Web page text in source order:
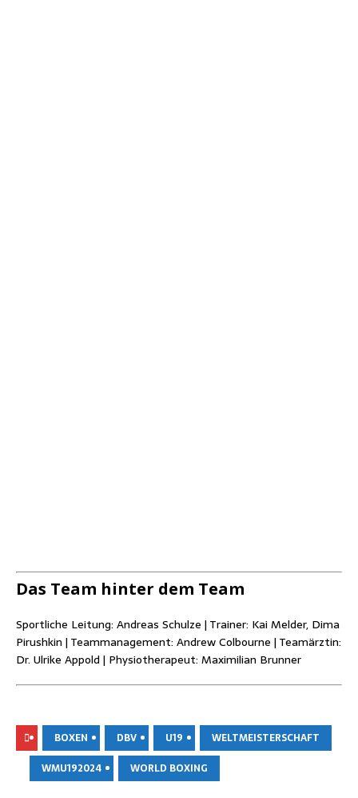
Das Team hin­ter dem Team
Sport­li­che Lei­tung: Andre­as Schul­ze | Trai­ner: Kai Mel­der, Dima
Pirush­kin | Team­ma­nage­ment: Andrew Col­bourne | Team­ärz­tin:
Dr. Ulri­ke Appold | Phy­sio­the­ra­peut: Maxi­mi­li­an Brunner
BOXEN DBV U19
WELTMEISTERSCHAFT
WMU192024
WORLD BOXING